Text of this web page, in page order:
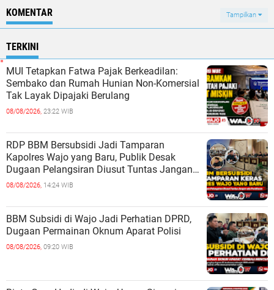
KOMENTAR Tampilkan
TERKINI
MUI Tetapkan Fatwa Pajak Berkeadilan:
Sembako dan Rumah Hunian Non-Komersial
Tak Layak Dipajaki Berulang
08/08/2026, 23:22 WIB
RDP BBM Bersubsidi Jadi Tamparan
Kapolres Wajo yang Baru, Publik Desak
Dugaan Pelangsiran Diusut Tuntas Jangan
ada Pembiaran
08/08/2026, 14:24 WIB
BBM Subsidi di Wajo Jadi Perhatian DPRD,
Dugaan Permainan Oknum Aparat Polisi
08/08/2026, 09:20 WIB